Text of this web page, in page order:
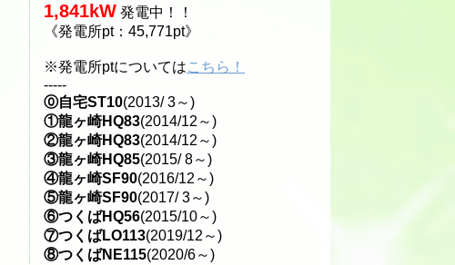
1,841kW 発電中！！
《発電所pt：45,771pt》
※発電所ptについてはこちら！
-----
⓪自宅ST10(2013/ 3～)
①龍ヶ崎HQ83(2014/12～)
②龍ヶ崎HQ83(2014/12～)
③龍ヶ崎HQ85(2015/ 8～)
④龍ヶ崎SF90(2016/12～)
⑤龍ヶ崎SF90(2017/ 3～)
⑥つくばHQ56(2015/10～)
⑦つくばLO113(2019/12～)
⑧つくばNE115(2020/6～)